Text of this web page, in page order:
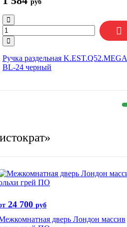
руб
Ручка раздельная K.EST.Q52.MEGA
BL-24 черный
24 700 руб
дверь Лондон массив